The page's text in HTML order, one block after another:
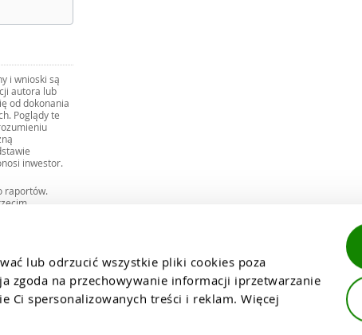
lub odrzucić wszystkie pliki cookies poza
zgoda na przechowywanie informacji iprzetwarzanie
Ci spersonalizowanych treści i reklam. Więcej
i wnioski są
autora lub
od dokonania
Poglądy te
inwestor.
raportów.